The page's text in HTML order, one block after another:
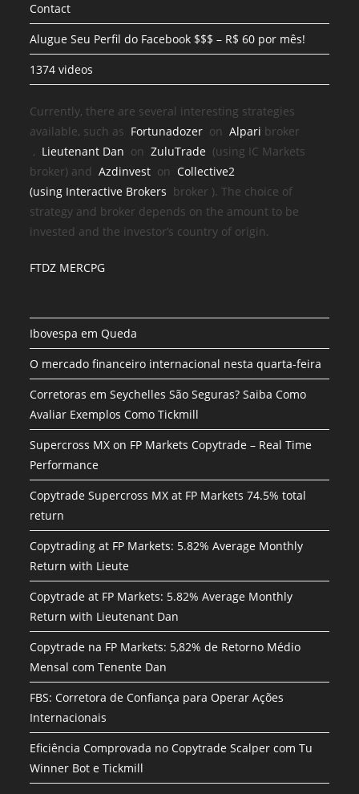
Contact
Alugue Seu Perfil do Facebook $$$ – R$ 60 por mês!
1374 videos
Currently, there are several interesting strategies
available, such as Fortunadozer onAlpari broker
, Lieutenant Dan onZuluTrade (using IC Markets
broker) andAzdinvest onCollective2
(using Interactive Brokers broker ). The choice of
strategy and broker depends on the amount to be
invested and the investor’s country of origin.
FTDZ MERCPG
Ibovespa em Queda
O mercado financeiro internacional nesta quarta-feira
Corretoras em Seychelles São Seguras? Saiba Como
Avaliar Exemplos Como Tickmill
Supercross MX on FP Markets Copytrade – Real Time
Performance
Copytrade Supercross MX at FP Markets 74.5% total
return
Copytrading at FP Markets: 5.82% Average Monthly
Return with Lieute
Copytrade at FP Markets: 5.82% Average Monthly
Return with Lieutenant Dan
Copytrade na FP Markets: 5,82% de Retorno Médio
Mensal com Tenente Dan
FBS: Corretora de Confiança para Operar Ações
Internacionais
Eficiência Comprovada no Copytrade Scalper com Tu
Winner Bot e Tickmill